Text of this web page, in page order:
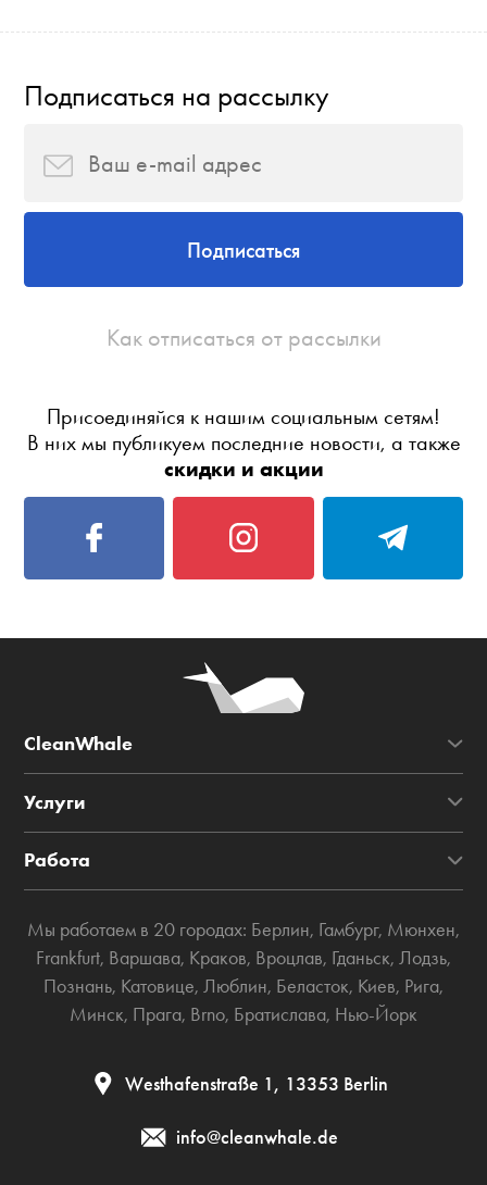
Подписаться на рассылку
Подписаться
Как отписаться от рассылки
Присоединяйся к нашим социальным сетям!
В них мы публикуем последние новости, а также
скидки и акции
CleanWhale
Услуги
Работа
Мы работаем в 20 городах: Берлин, Гамбург, Мюнхен,
Frankfurt, Варшава, Краков, Вроцлав, Гданьск, Лодзь,
Познань, Катовице, Люблин, Беласток, Киев, Рига,
Минск, Прага, Brno, Братислава, Нью-Йорк
Westhafenstraße 1, 13353 Berlin
info@cleanwhale.de